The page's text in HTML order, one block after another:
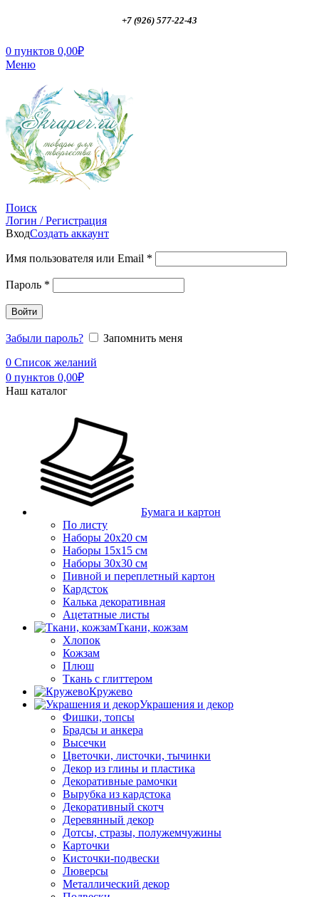
+7 (926) 577-22-43
0 пунктов 0,00₽
Меню
Поиск
Логин / Регистрация
ВходСоздать аккаунт
Имя пользователя или Email *
Пароль *
Войти
Забыли пароль?
Запомнить меня
0 Список желаний
0 пунктов 0,00₽
Наш каталог
Бумага и картон
По листу
Наборы 20х20 см
Наборы 15х15 см
Наборы 30х30 см
Пивной и переплетный картон
Кардсток
Калька декоративная
Ацетатные листы
Ткани, кожзам
Хлопок
Кожзам
Плюш
Ткань с глиттером
Кружево
Украшения и декор
Фишки, топсы
Брадсы и анкера
Высечки
Цветочки, листочки, тычинки
Декор из глины и пластика
Декоративные рамочки
Вырубка из кардстока
Декоративный скотч
Деревянный декор
Дотсы, стразы, полужемчужины
Карточки
Кисточки-подвески
Люверсы
Металлический декор